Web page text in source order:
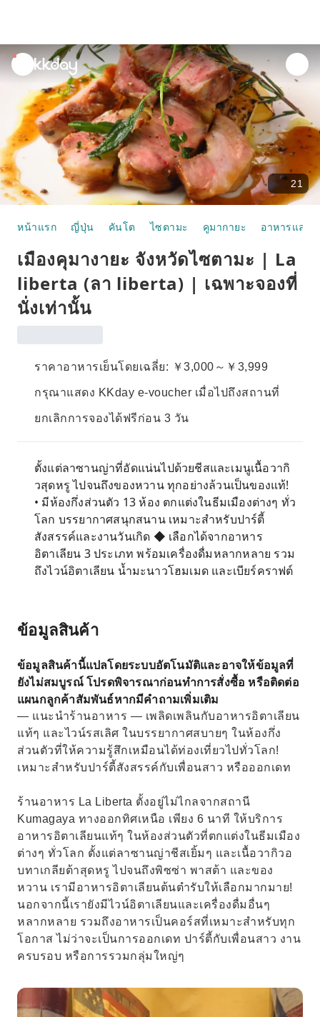
unread
notifications
21
หน้าแรก ญี่ปุ่น คันโต ไซตามะ คูมากายะ อาหารและห้
เมืองคุมางายะ จังหวัดไซตามะ | La
liberta (ลา liberta) | เฉพาะจองที่
นั่งเท่านั้น
ราคาอาหารเย็นโดยเฉลี่ย: ￥3,000～￥3,999
กรุณาแสดง KKday e-voucher เมื่อไปถึงสถานที่
ยกเลิกการจองได้ฟรีก่อน 3 วัน
ตั้งแต่ลาซานญ่าที่อัดแน่นไปด้วยชีสและเมนูเนื้อวากิ
วสุดหรู ไปจนถึงของหวาน ทุกอย่างล้วนเป็นของแท้!
• มีห้องกึ่งส่วนตัว 13 ห้อง ตกแต่งในธีมเมืองต่างๆ ทั่ว
โลก บรรยากาศสนุกสนาน เหมาะสำหรับปาร์ตี้
สังสรรค์และงานวันเกิด ◆ เลือกได้จากอาหาร
อิตาเลียน 3 ประเภท พร้อมเครื่องดื่มหลากหลาย รวม
ถึงไวน์อิตาเลียน น้ำมะนาวโฮมเมด และเบียร์คราฟต์
ข้อมูลสินค้า
ข้อมูลสินค้านี้แปลโดยระบบอัตโนมัติและอาจให้ข้อมูลที่
ยังไม่สมบูรณ์ โปรดพิจารณาก่อนทำการสั่งซื้อ หรือติดต่อ
แผนกลูกค้าสัมพันธ์หากมีคำถามเพิ่มเติม
— แนะนำร้านอาหาร — เพลิดเพลินกับอาหารอิตาเลียน
แท้ๆ และไวน์รสเลิศ ในบรรยากาศสบายๆ ในห้องกึ่ง
ส่วนตัวที่ให้ความรู้สึกเหมือนได้ท่องเที่ยวไปทั่วโลก!
เหมาะสำหรับปาร์ตี้สังสรรค์กับเพื่อนสาว หรือออกเดท
ร้านอาหาร La Liberta ตั้งอยู่ไม่ไกลจากสถานี
Kumagaya ทางออกทิศเหนือ เพียง 6 นาที ให้บริการ
อาหารอิตาเลียนแท้ๆ ในห้องส่วนตัวที่ตกแต่งในธีมเมือง
ต่างๆ ทั่วโลก ตั้งแต่ลาซานญ่าชีสเยิ้มๆ และเนื้อวากิวอ
บทาเกลียต้าสุดหรู ไปจนถึงพิซซ่า พาสต้า และของ
หวาน เรามีอาหารอิตาเลียนต้นตำรับให้เลือกมากมาย!
นอกจากนี้เรายังมีไวน์อิตาเลียนและเครื่องดื่มอื่นๆ
หลากหลาย รวมถึงอาหารเป็นคอร์สที่เหมาะสำหรับทุก
โอกาส ไม่ว่าจะเป็นการออกเดท ปาร์ตี้กับเพื่อนสาว งาน
ครบรอบ หรือการรวมกลุ่มใหญ่ๆ